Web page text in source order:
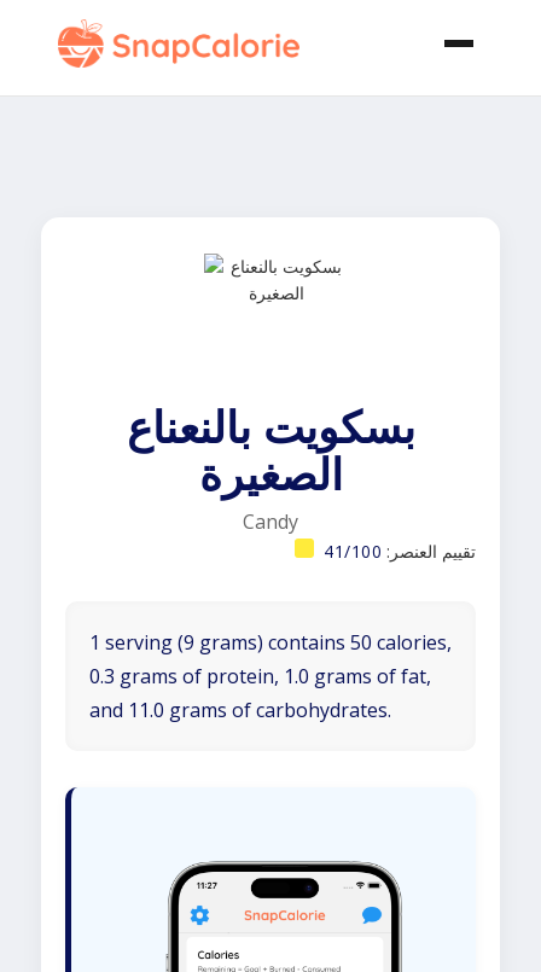
بسكويت بالنعناع
الصغيرة
Candy
تقييم العنصر: 41/100
1 serving (9 grams) contains 50 calories,
0.3 grams of protein, 1.0 grams of fat,
and 11.0 grams of carbohydrates.